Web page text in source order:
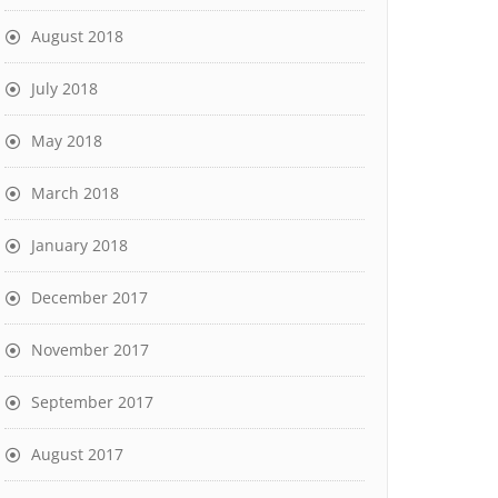
August 2018
July 2018
May 2018
March 2018
January 2018
December 2017
November 2017
September 2017
August 2017